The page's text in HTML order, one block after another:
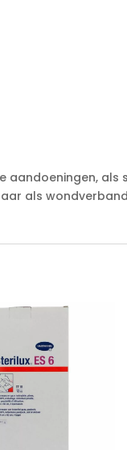
aandoeningen,
als